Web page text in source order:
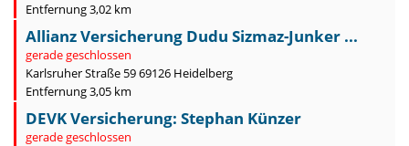
Entfernung 3,02 km
Allianz Versicherung Dudu Sizmaz-Junker ...
gerade geschlossen
Karlsruher Straße 59 69126 Heidelberg
Entfernung 3,05 km
DEVK Versicherung: Stephan Künzer
gerade geschlossen